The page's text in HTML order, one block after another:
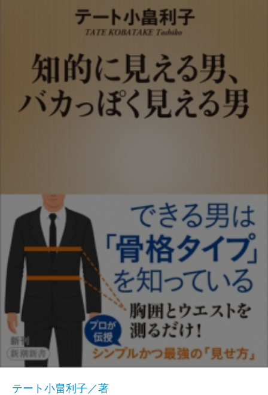
テート小畠利子／著